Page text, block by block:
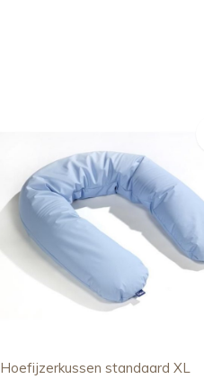
Hoefijzerkussen standaard XL